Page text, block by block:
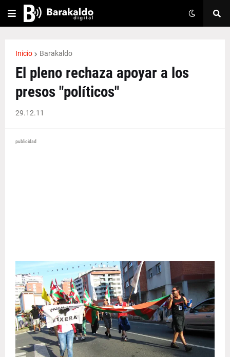
Inicio Barakaldo
El pleno rechaza apoyar a los
presos "políticos"
29.12.11
publicidad